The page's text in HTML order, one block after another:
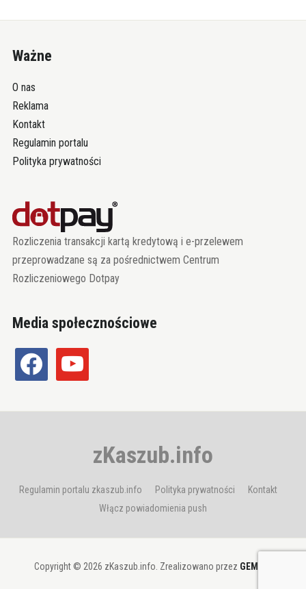
Ważne
O nas
Reklama
Kontakt
Regulamin portalu
Polityka prywatności
Rozliczenia transakcji kartą kredytową i e-przelewem
przeprowadzane są za pośrednictwem Centrum
Rozliczeniowego Dotpay
Media społecznościowe
facebook youtube
zKaszub.info
Regulamin portalu zkaszub.info Polityka prywatności
Kontakt
Włącz powiadomienia push
Copyright © 2026 zKaszub.info. Zrealizowano przez GEMBIT